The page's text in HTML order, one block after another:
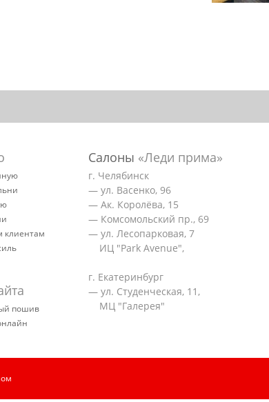
клиентам
пошив
Салоны «Леди прима»
г. Челябинск
— ул. Васенко, 96
— Ак. Королёва, 15
— Комсомольский пр., 69
— ул. Лесопарковая, 7
ИЦ "Park Avenue",
г. Екатеринбург
— ул. Студенческая, 11,
МЦ "Галерея"